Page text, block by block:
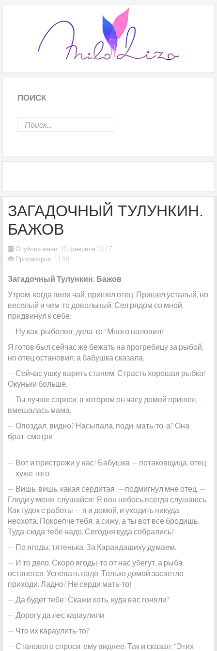
ПОИСК
ЗАГАДОЧНЫЙ ТУЛУНКИН.
БАЖОВ
Опубликовано: 10 февраля 2017
Просмотров: 1198
Загадочный Тулункин. Бажов
Утром, когда пили чай, пришел отец. Пришел усталый, но
веселый и чем-то довольный. Сел рядом со мной,
придвинул к себе:
— Ну как, рыболов, дела-то? Много наловил?
Я готов был сейчас же бежать на прогребицу за рыбой,
но отец остановил, а бабушка сказала:
— Сейчас ушку варить станем. Страсть хорошая рыбка!
Окуньки больше.
— Ты лучше спроси, в котором он часу домой пришел, —
вмешалась мама.
— Опоздал, видно? Насыпала, поди, мать-то, а? Она,
брат, смотри!
— Вот и пристрожи у нас! Бабушка — потаковщица, отец
— хуже того.
— Вишь, вишь, какая сердитая! —подмигнул мне отец. —
Гляди у меня, слушайся! Я вон небось всегда слушаюсь.
Как гудок с работы — я и домой, и уходить никуда
неохота. Покрепче тебя, а сижу, а ты вот все бродишь.
Туда-сюда тебе надо. Сегодня куда собрались?
— По ягоды, тятенька. За Карандашиху думаем.
— И то дело. Скоро ягоды-то от нас убегут, а рыба
останется. Успевать надо. Только домой засветло
приходи. Ладно? Не серди мать-то!
— Да будет тебе! Скажи хоть, куда вас гоняли?
— Дорогу да лес караулили.
— Что их караулить-то?
— Станового спроси, ему виднее. Так и сказал: “Этих